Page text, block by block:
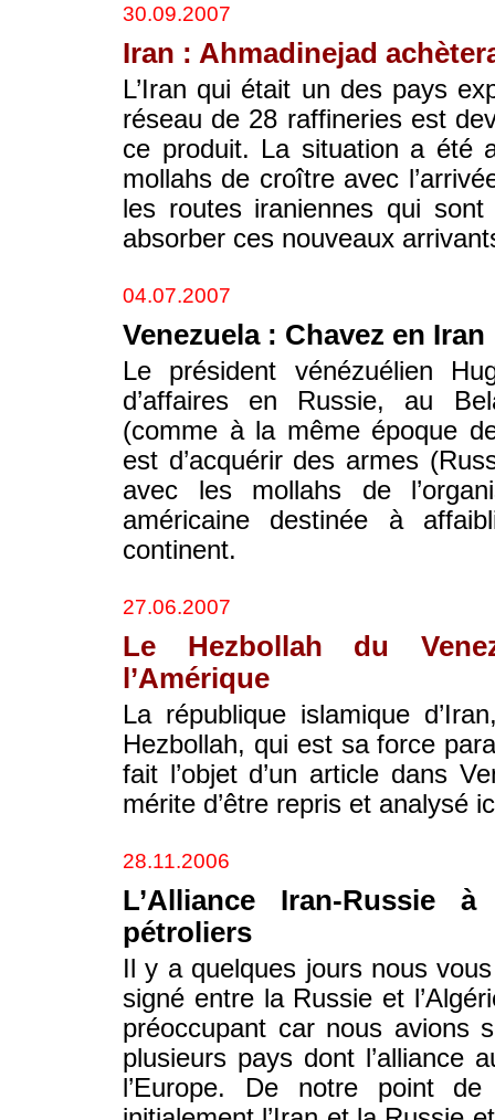
30.09.2007
Iran : Ahmadinejad
L’Iran qui était un des pays
réseau de 28 raffineries est
ce produit. La situation a été
mollahs de croître avec
les routes iraniennes qui sont
absorber ces nouveaux
04.07.2007
Venezuela : Chavez en Iran
Le président vénézuélien
d’affaires en Russie, au
(comme à la même époque
est d’acquérir des armes
avec les mollahs de
américaine destinée à
continent.
27.06.2007
Le Hezbollah du
l’Amérique
La république islamique
Hezbollah, qui est sa force
fait l’objet d’un article dans
mérite d’être repris et analysé
28.11.2006
L’Alliance Iran-Russie
pétroliers
Il y a quelques jours nous
signé entre la Russie et
préoccupant car nous avions
plusieurs pays dont l’alliance
l’Europe. De notre point de